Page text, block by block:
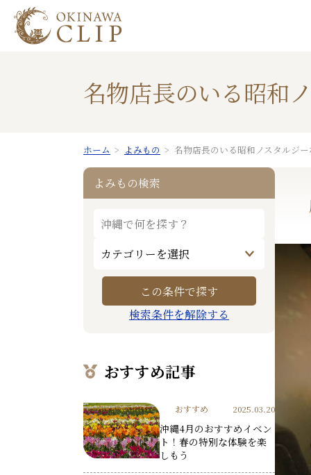
名物店長のいる昭和
ホーム よみもの 名物店長のいる昭和ノスタルジ
よみもの検索
検索条件を解除する
おすすめ記事
おすすめ 2025.03.20
沖縄4月のおすすめイベン
ト！春の特別な体験を楽
しもう